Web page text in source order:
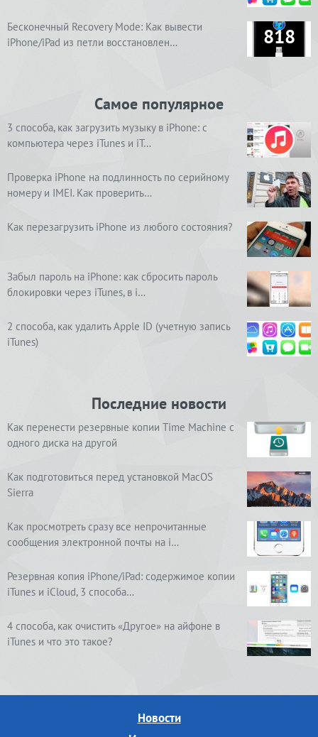
Бесконечный Recovery Mode: Как вывести
iPhone/iPad из петли восстановлен…
818
Самое популярное
3 способа, как загрузить музыку в iPhone: с
компьютера через iTunes и iT…
Проверка iPhone на подлинность по серийному
номеру и IMEI. Как проверить…
Как перезагрузить iPhone из любого состояния?
Забыл пароль на iPhone: как сбросить пароль
блокировки через iTunes, в i…
2 способа, как удалить Apple ID (учетную запись
iTunes)
Последние новости
Как перенести резервные копии Time Machine с
одного диска на другой
Как подготовиться перед установкой MacOS
Sierra
Как просмотреть сразу все непрочитанные
сообщения электронной почты на i…
Резервная копия iPhone/iPad: содержимое копии
iTunes и iCloud, 3 способа…
4 способа, как очистить «Другое» на айфоне в
iTunes и что это такое?
Новости